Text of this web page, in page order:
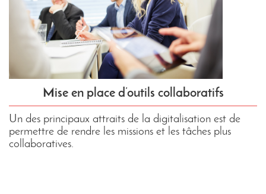
Mise en place d’outils collaboratifs
Un des principaux attraits de la digitalisation est de
permettre de rendre les missions et les tâches plus
collaboratives.